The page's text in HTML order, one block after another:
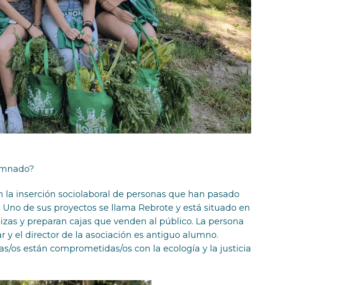
inserción sociolaboral de personas que han pasado
de sus proyectos se llama Rebrote y está situado en
y preparan cajas que venden al público. La persona
y el director de la asociación es antiguo alumno.
os están comprometidas/os con la ecología y la justicia